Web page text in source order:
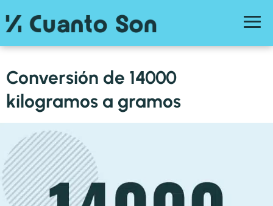
Conversión de 14000
kilogramos a gramos